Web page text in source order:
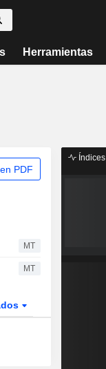
Herramientas
PDF
MT
MT
Índices